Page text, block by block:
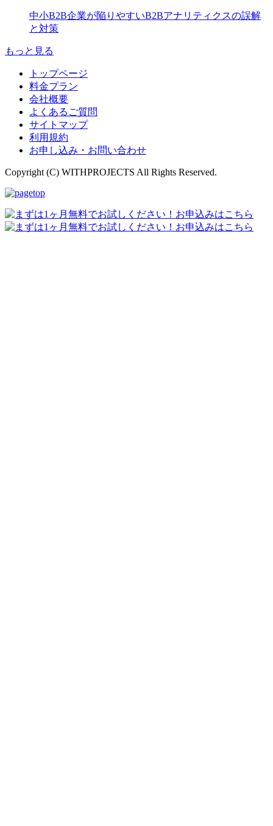
中小B2B企業が陥りやすいB2Bアナリティクスの誤解
と対策
もっと見る
トップページ
料金プラン
会社概要
よくあるご質問
サイトマップ
利用規約
お申し込み・お問い合わせ
Copyright (C) WITHPROJECTS All Rights Reserved.